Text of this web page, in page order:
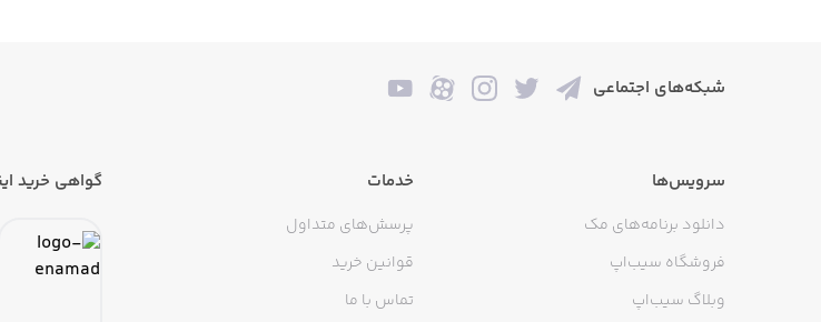
برای کاربران حرفه‌ای که ترجیح می‌دهند قیمت خرید یا فروش را خودشان
شبکه‌های اجتماعی
سرویس‌ها
دانلود برنامه‌های مک
فروشگاه سیب‌اپ
وبلاگ سیب‌اپ
خدمات
پرسش‌های متداول
قوانین خرید
تماس با ما
گواهی خرید